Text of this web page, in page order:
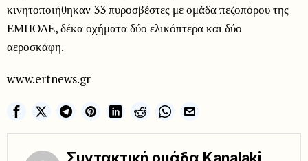
κινητοποιήθηκαν 33 πυροσβέστες με ομάδα πεζοπόρου της
ΕΜΠΟΔΕ, δέκα οχήματα δύο ελικόπτερα και δύο
αεροσκάφη.
www.ertnews.gr